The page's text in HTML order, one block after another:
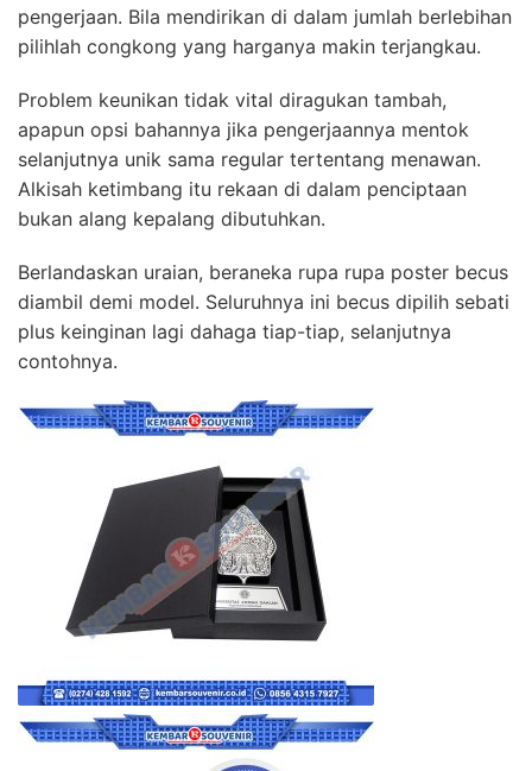
pengerjaan. Bila mendirikan di dalam jumlah berlebihan
pilihlah congkong yang harganya makin terjangkau.
Problem keunikan tidak vital diragukan tambah,
apapun opsi bahannya jika pengerjaannya mentok
selanjutnya unik sama regular tertentang menawan.
Alkisah ketimbang itu rekaan di dalam penciptaan
bukan alang kepalang dibutuhkan.
Berlandaskan uraian, beraneka rupa rupa poster becus
diambil demi model. Seluruhnya ini becus dipilih sebati
plus keinginan lagi dahaga tiap-tiap, selanjutnya
contohnya.